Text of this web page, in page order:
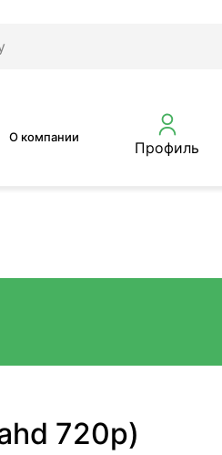
О компании
Профиль
720p)